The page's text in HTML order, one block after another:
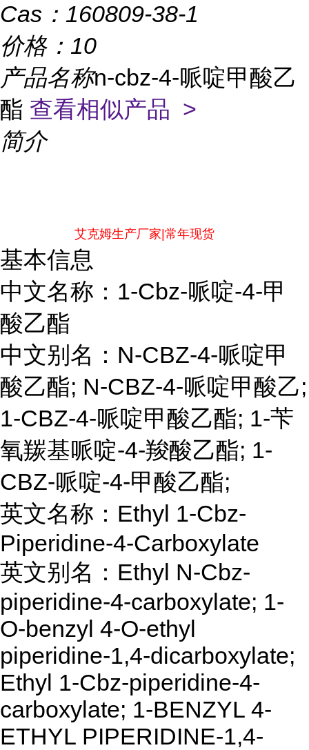
Cas： 160809-38-1
价格： 10
产品名称n-cbz-4-哌啶甲酸乙
酯 查看相似产品 >
简介
艾克姆生产厂家|常年现货
基本信息
中文名称：1-Cbz-哌啶-4-甲
酸乙酯
中文别名：N-CBZ-4-哌啶甲
酸乙酯; N-CBZ-4-哌啶甲酸乙;
1-CBZ-4-哌啶甲酸乙酯; 1-苄
氧羰基哌啶-4-羧酸乙酯; 1-
CBZ-哌啶-4-甲酸乙酯;
英文名称：Ethyl 1-Cbz-
Piperidine-4-Carboxylate
英文别名：Ethyl N-Cbz-
piperidine-4-carboxylate; 1-
O-benzyl 4-O-ethyl
piperidine-1,4-dicarboxylate;
Ethyl 1-Cbz-piperidine-4-
carboxylate; 1-BENZYL 4-
ETHYL PIPERIDINE-1,4-